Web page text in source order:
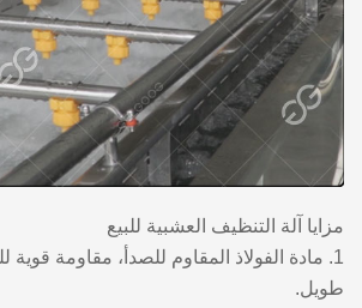
مزايا آلة التنظيف العشبية للبيع
1. مادة الفولاذ المقاوم للصدأ، مقاومة
طويل.